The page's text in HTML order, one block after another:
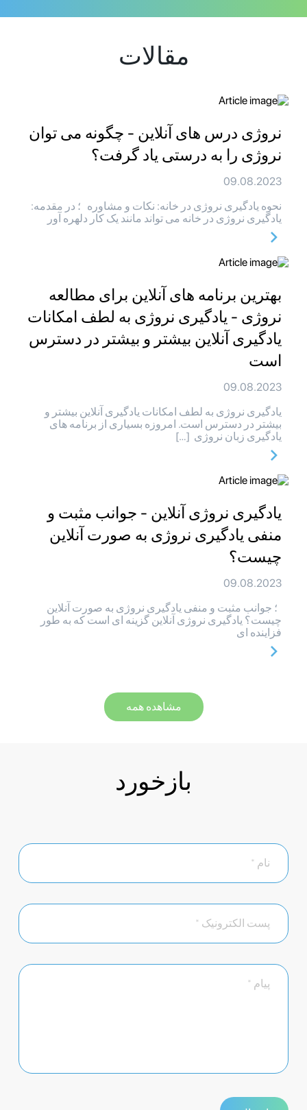
مقالات
نروژی درس های آنلاین - چگونه می توان
نروژی را به درستی یاد گرفت؟
09.08.2023
نحوه یادگیری نروژی در خانه: نکات و مشاوره ؛ در مقدمه:
یادگیری نروژی در خانه می تواند مانند یک کار دلهره آور
بهترین برنامه های آنلاین برای مطالعه
نروژی - یادگیری نروژی به لطف امکانات
یادگیری آنلاین بیشتر و بیشتر در دسترس
است
09.08.2023
یادگیری نروژی به لطف امکانات یادگیری آنلاین بیشتر و
بیشتر در دسترس است. امروزه بسیاری از برنامه های
یادگیری زبان نروژی […]
یادگیری نروژی آنلاین - جوانب مثبت و
منفی یادگیری نروژی به صورت آنلاین
چیست؟
09.08.2023
؛ جوانب مثبت و منفی یادگیری نروژی به صورت آنلاین
چیست؟ یادگیری نروژی آنلاین گزینه ای است که به طور
فزاینده ای
مشاهده همه
بازخورد